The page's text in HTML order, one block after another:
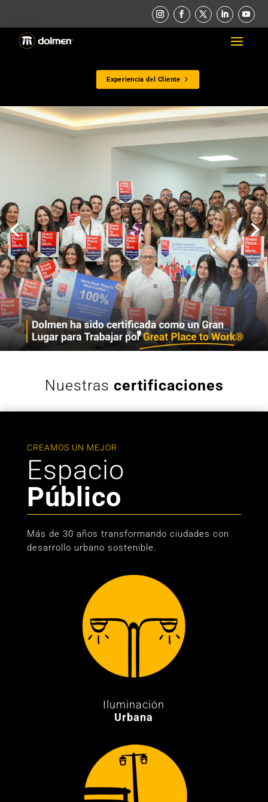
Experiencia del Cliente
Nuestras certificaciones
CREAMOS UN MEJOR
Espacio
Público
Más de 30 años transformando ciudades con
desarrollo urbano sostenible.
Iluminación
Urbana